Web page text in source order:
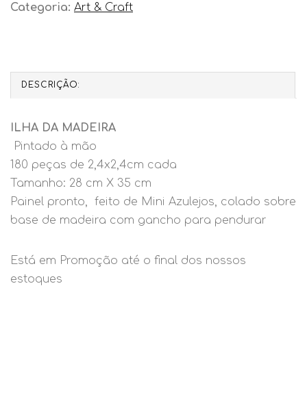
Categoria: Art & Craft
DESCRIÇÃO:
ILHA DA MADEIRA
Pintado à mão
180 peças de 2,4x2,4cm cada
Tamanho: 28 cm X 35 cm
Painel pronto, feito de Mini Azulejos, colado sobre
base de madeira com gancho para pendurar
Está em Promoção até o final dos nossos
estoques